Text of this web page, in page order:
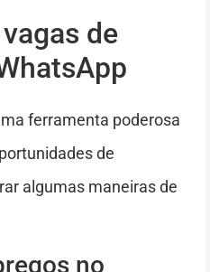
de
ferramenta poderosa
de
algumas maneiras de
no